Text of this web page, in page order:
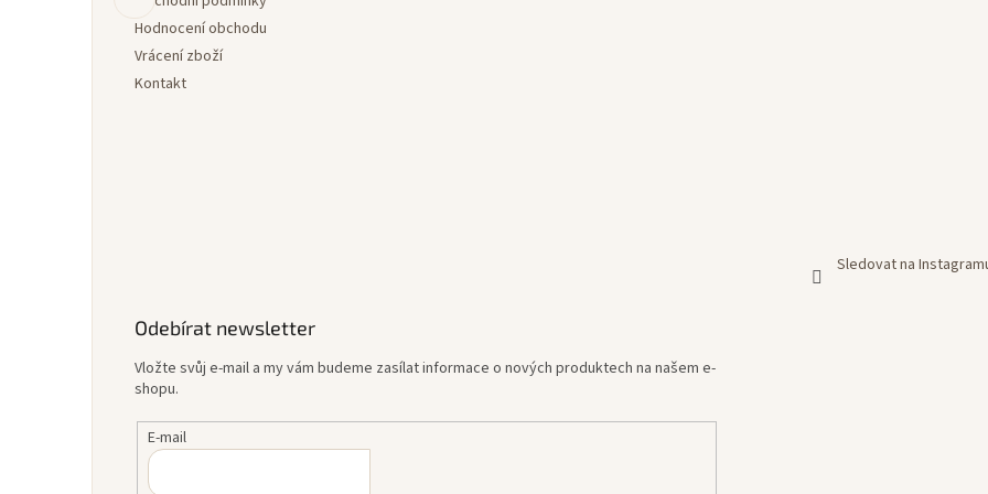
Hodnocení obchodu
Vrácení zboží
Kontakt
Sledovat na
Odebírat newsletter
Vložte svůj e-mail a my vám budeme zasílat informace o nových produktech na našem e-
shopu.
E-mail